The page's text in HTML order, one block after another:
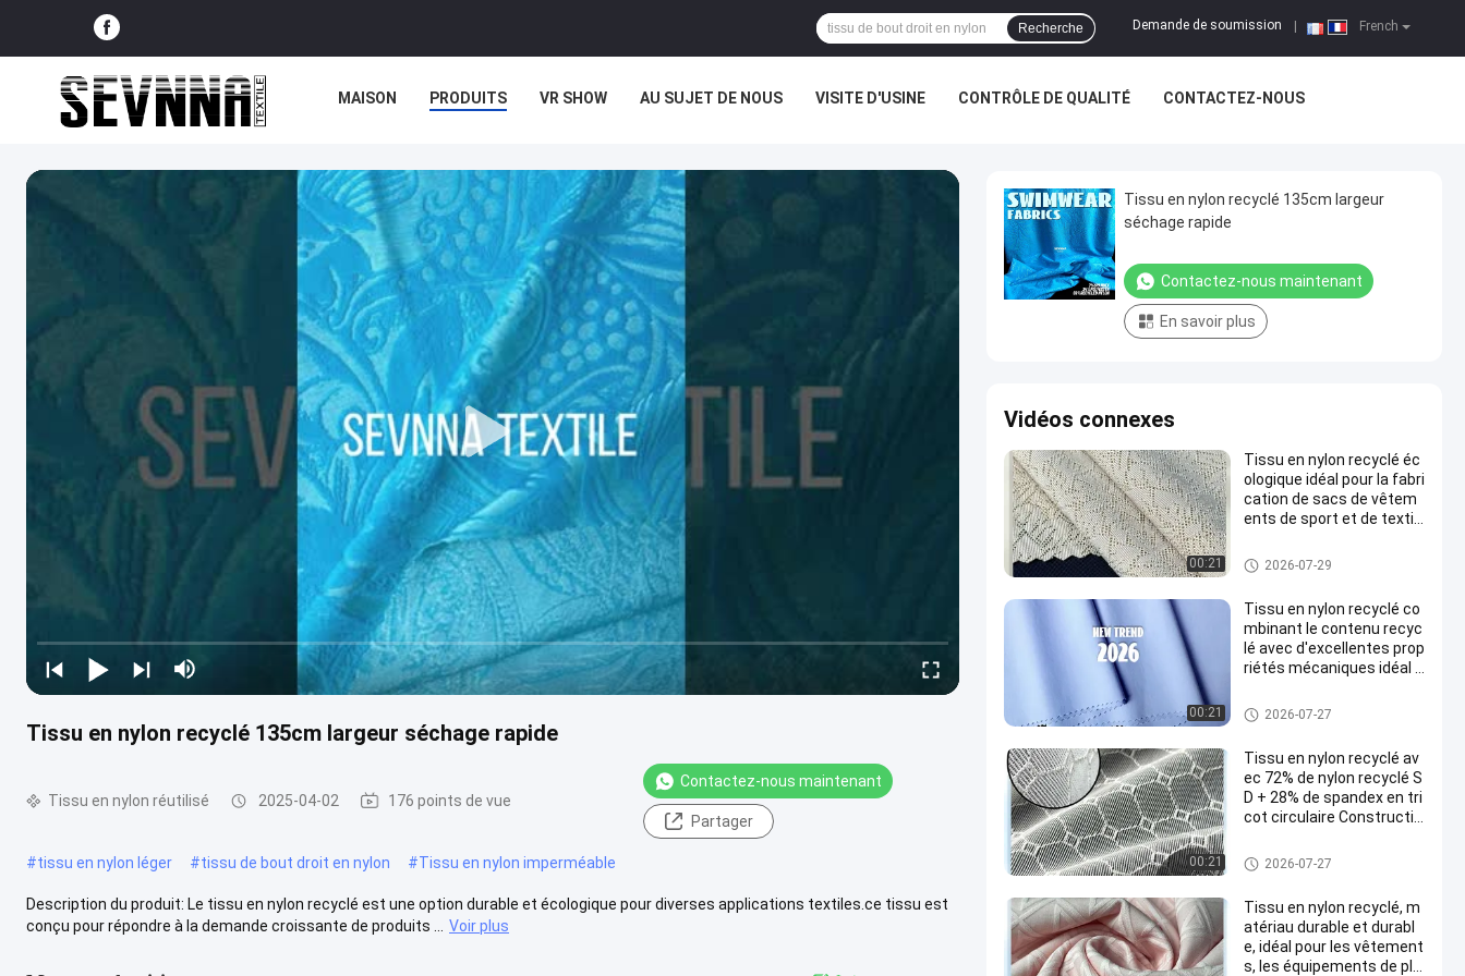
French
Demande de soumission
Recherche
MAISON PRODUITS VR SHOW AU SUJET DE NOUS VISITE D'USINE CONTRÔLE DE QUALITÉ CONTACTEZ-NOUS
Tissu en nylon recyclé 135cm largeur séchage rapide
Tissu en nylon réutilisé 2025-04-02 176 points de vue
Contactez-nous maintenant
Partager
#tissu en nylon léger #tissu de bout droit en nylon #Tissu en nylon imperméable
Description du produit: Le tissu en nylon recyclé est une option durable et écologique pour diverses applications textiles.ce tissu est
conçu pour répondre à la demande croissante de produits ...
Voir plus
Tissu en nylon recyclé 135cm largeur
séchage rapide
Contactez-nous maintenant
En savoir plus
Vidéos connexes
00:21
Tissu en nylon recyclé éc
ologique idéal pour la fabri
cation de sacs de vêtem
ents de sport et de textil
urabilité accrue
Tissu en nylon réutilisé
2026-07-29
00:21
Tissu en nylon recyclé co
mbinant le contenu recyc
lé avec d'excellentes prop
riétés mécaniques idéal p
s
Tissu en nylon réutilisé
2026-07-27
00:21
Tissu en nylon recyclé av
ec 72% de nylon recyclé S
D + 28% de spandex en tri
cot circulaire Constructio
ble
Tissu en nylon réutilisé
2026-07-27
Tissu en nylon recyclé, m
atériau durable et durabl
e, idéal pour les vêtement
s, les équipements de plei